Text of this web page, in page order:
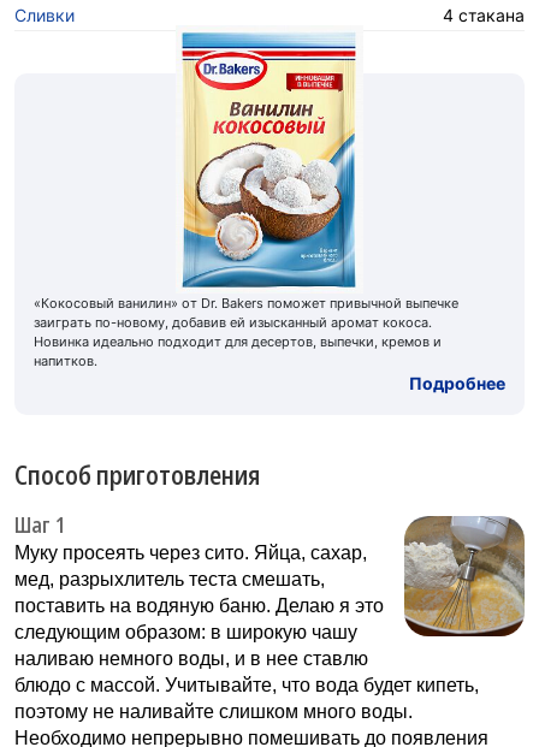
Сливки 4 стакана
«Кокосовый ванилин» от Dr. Bakers поможет привычной выпечке
заиграть по-новому, добавив ей изысканный аромат кокоса.
Новинка идеально подходит для десертов, выпечки, кремов и
напитков.
Подробнее
Способ приготовления
Шаг 1
Муку просеять через сито. Яйца, сахар,
мед, разрыхлитель теста смешать,
поставить на водяную баню. Делаю я это
следующим образом: в широкую чашу
наливаю немного воды, и в нее ставлю
блюдо с массой. Учитывайте, что вода будет кипеть,
поэтому не наливайте слишком много воды.
Необходимо непрерывно помешивать до появления